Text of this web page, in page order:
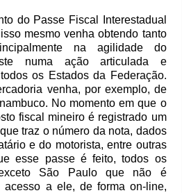
do Passe Fiscal Interestadual
mesmo venha obtendo tanto
na agilidade do
numa ação articulada e
os Estados da Federação.
venha, por exemplo, de
No momento em que o
fiscal mineiro é registrado um
traz o número da nota, dados
e do motorista, entre outras
esse passe é feito, todos os
São Paulo que não é
acesso a ele, de forma on-line,